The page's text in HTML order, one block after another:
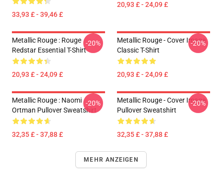
33,93 £ - 39,46 £
20,93 £ - 24,09 £
Metallic Rouge : Rouge
Redstar Essential T-Shirt
20,93 £ - 24,09 £
-20%
Metallic Rouge - Cover Image
Classic T-Shirt
20,93 £ - 24,09 £
-20%
Metallic Rouge : Naomi
Ortman Pullover Sweatshirt
32,35 £ - 37,88 £
-20%
Metallic Rouge - Cover Image
Pullover Sweatshirt
32,35 £ - 37,88 £
-20%
MEHR ANZEIGEN